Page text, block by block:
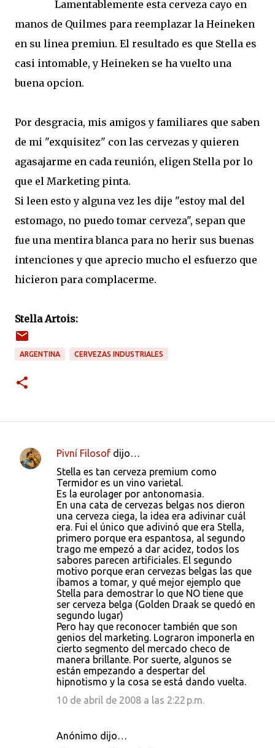
Lamentablemente esta cerveza cayo en
manos de Quilmes para reemplazar la Heineken
en su linea premiun. El resultado es que Stella es
casi intomable, y Heineken se ha vuelto una
buena opcion.
Por desgracia, mis amigos y familiares que saben
de mi "exquisitez" con las cervezas y quieren
agasajarme en cada reunión, eligen Stella por lo
que el Marketing pinta.
Si leen esto y alguna vez les dije "estoy mal del
estomago, no puedo tomar cerveza", sepan que
fue una mentira blanca para no herir sus buenas
intenciones y que aprecio mucho el esfuerzo que
hicieron para complacerme.
Stella Artois:
ARGENTINA CERVEZAS INDUSTRIALES
C
Pivní Filosof dijo…
Stella es tan cerveza premium como
Termidor es un vino varietal.
Es la eurolager por antonomasia.
En una cata de cervezas belgas nos dieron
una cerveza ciega, la idea era adivinar cuál
era. Fui el único que adivinó que era Stella,
primero porque era espantosa, al segundo
trago me empezó a dar acidez, todos los
sabores parecen artificiales. El segundo
motivo porque eran cervezas belgas las que
íbamos a tomar, y qué mejor ejemplo que
Stella para demostrar lo que NO tiene que
ser cerveza belga (Golden Draak se quedó en
segundo lugar)
Pero hay que reconocer también que son
genios del marketing. Lograron imponerla en
cierto segmento del mercado checo de
manera brillante. Por suerte, algunos se
están empezando a despertar del
hipnotismo y la cosa se está dando vuelta.
10 de abril de 2008 a las 2:22 p.m.
Anónimo dijo…